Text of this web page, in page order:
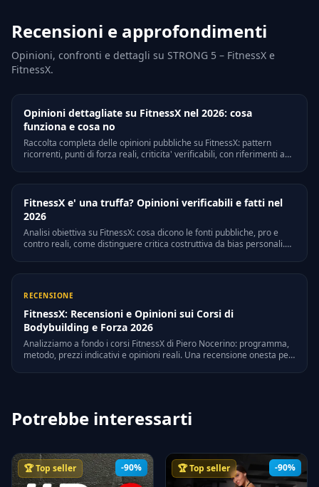
Recensioni e approfondimenti
Opinioni, confronti e dettagli su STRONG 5 – FitnessX e
FitnessX.
Opinioni dettagliate su FitnessX nel 2026: cosa
funziona e cosa no
Raccolta completa delle opinioni pubbliche su FitnessX: pattern
ricorrenti, punti di forza reali, criticita' verificabili, con riferimenti a
FitnessX e' una truffa? Opinioni verificabili e fatti nel
2026
Analisi obiettiva su FitnessX: cosa dicono le fonti pubbliche, pro e
contro reali, come distinguere critica costruttiva da bias personali.
RECENSIONE
FitnessX: Recensioni e Opinioni sui Corsi di
Bodybuilding e Forza 2026
Analizziamo a fondo i corsi FitnessX di Piero Nocerino: programma,
metodo, prezzi indicativi e opinioni reali. Una recensione onesta per
Potrebbe interessarti
-90%
🏆 Top seller -90%
🏆 Top seller